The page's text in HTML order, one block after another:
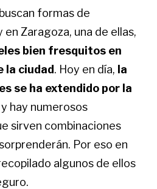
formas de
Zaragoza, una de ellas,
bien fresquitos en
la ciudad. Hoy en día, la
se ha extendido por la
y hay numerosos
sirven combinaciones
Por eso en
algunos de ellos